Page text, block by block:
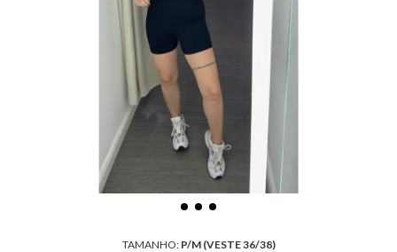
TAMANHO: P/M (VESTE 36/38)